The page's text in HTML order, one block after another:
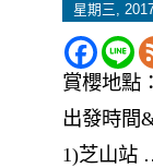
星期三,
賞櫻地點
出發時間
1)芝山站